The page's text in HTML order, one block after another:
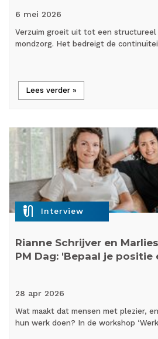
6 mei 2026
Verzuim groeit uit tot een structureel
mondzorg. Het bedreigt de
Lees verder »
mic_external_on Interview
Rianne Schrijver en
PM Dag: 'Bepaal je positie
28 apr 2026
Wat maakt dat mensen met plezier,
hun werk doen? In de workshop